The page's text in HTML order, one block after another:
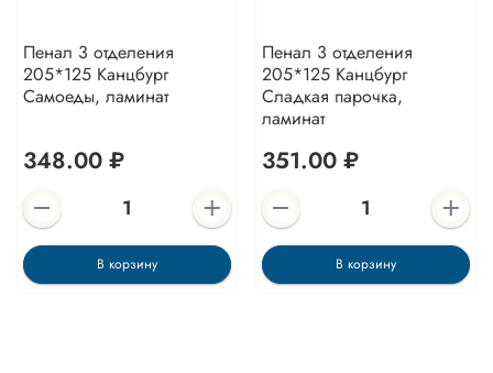
Пенал 3 отделения
205*125 Канцбург
Самоеды, ламинат
348.00 ₽
В корзину
Пенал 3 отделения
205*125 Канцбург
Сладкая парочка,
ламинат
351.00 ₽
В корзину